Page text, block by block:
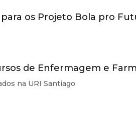
para os Projeto Bola pro
de Enfermagem e
na URI Santiago